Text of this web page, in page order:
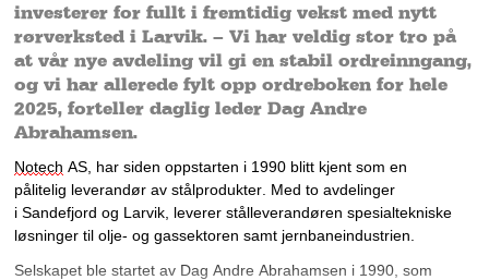
investerer for fullt i fremtidig vekst med nytt
rørverksted i Larvik. – Vi har veldig stor tro på
at vår nye avdeling vil gi en stabil ordreinngang,
og vi har allerede fylt opp ordreboken for hele
2025, forteller daglig leder Dag Andre
Abrahamsen.
Notech AS, har siden oppstarten i 1990 blitt kjent som en
pålitelig leverandør av stålprodukter. Med to avdelinger
i Sandefjord og Larvik, leverer stålleverandøren spesialtekniske
løsninger til olje- og gassektoren samt jernbaneindustrien.
Selskapet ble startet av Dag Andre Abrahamsen i 1990, som